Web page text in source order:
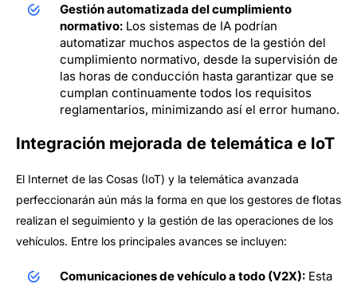
Gestión automatizada del cumplimiento
normativo: Los sistemas de IA podrían
automatizar muchos aspectos de la gestión del
cumplimiento normativo, desde la supervisión de
las horas de conducción hasta garantizar que se
cumplan continuamente todos los requisitos
reglamentarios, minimizando así el error humano.
Integración mejorada de telemática e IoT
El Internet de las Cosas (IoT) y la telemática avanzada
perfeccionarán aún más la forma en que los gestores de flotas
realizan el seguimiento y la gestión de las operaciones de los
vehículos. Entre los principales avances se incluyen:
Comunicaciones de vehículo a todo (V2X): Esta